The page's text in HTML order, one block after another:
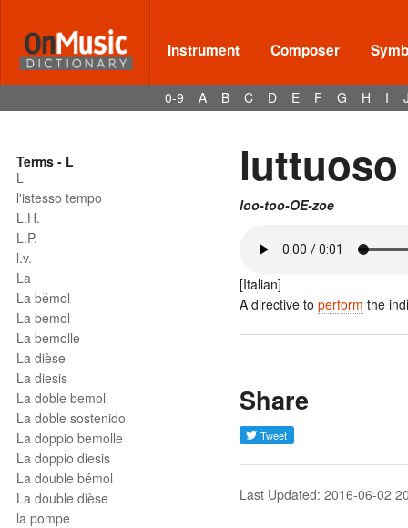
Instrument Composer
0-9 A B C D E F G H I
Terms - L
L
l'istesso tempo
L.H.
L.P.
l.v.
La
La bémol
La bemol
La bemolle
La dièse
La diesis
La doble bemol
La doble sostenido
La doppio bemolle
La doppio diesis
La double bémol
La double dièse
la pompe
luttuoso
loo-too-OE-zoe
[Italian]
A directive to perform the
Share
Last Updated: 2016-06-02